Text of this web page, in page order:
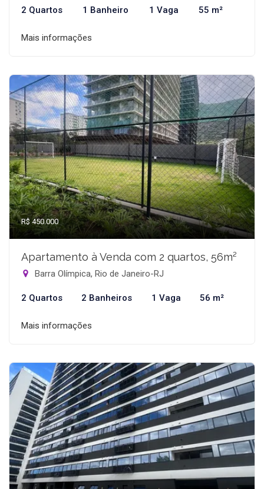
2 Quartos 1 Banheiro 1 Vaga 55 m²
Mais informações
R$ 450.000
Apartamento à Venda com 2 quartos, 56m²
Barra Olímpica, Rio de Janeiro-RJ
2 Quartos 2 Banheiros 1 Vaga 56 m²
Mais informações